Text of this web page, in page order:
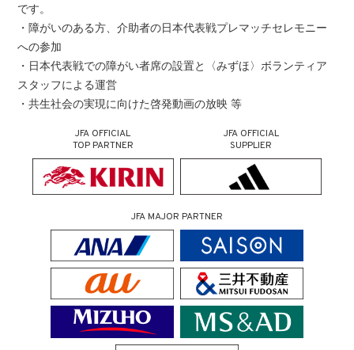
です。
・障がいのある方、介助者の日本代表戦プレマッチセレモニー
への参加
・日本代表戦での障がい者席の設置と〈みずほ〉ボランティア
スタッフによる運営
・共生社会の実現に向けた啓発動画の放映 等
JFA OFFICIAL
TOP PARTNER
JFA OFFICIAL
SUPPLIER
JFA MAJOR PARTNER